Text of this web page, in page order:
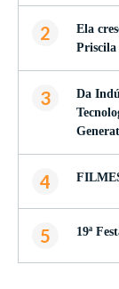
2
Ela
Priscila
3
Da
4
5 19ª